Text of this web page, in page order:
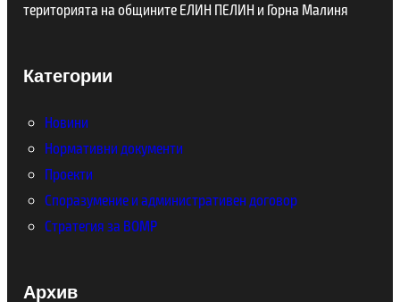
територията на общините ЕЛИН ПЕЛИН и Горна Малиня
Категории
Новини
Нормативни документи
Проекти
Споразумение и административен договор
Стратегия за ВОМР
Архив